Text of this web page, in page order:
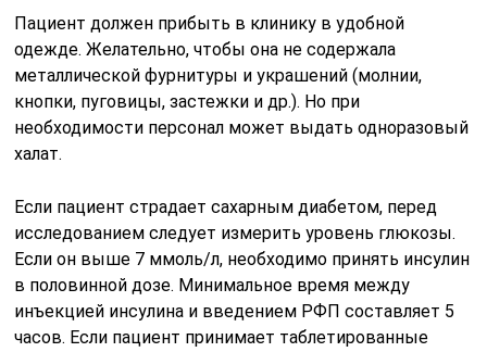
Пациент должен прибыть в клинику в удобной
одежде. Желательно, чтобы она не содержала
металлической фурнитуры и украшений (молнии,
кнопки, пуговицы, застежки и др.). Но при
необходимости персонал может выдать одноразовый
халат.
Если пациент страдает сахарным диабетом, перед
исследованием следует измерить уровень глюкозы.
Если он выше 7 ммоль/л, необходимо принять инсулин
в половинной дозе. Минимальное время между
инъекцией инсулина и введением РФП составляет 5
часов. Если пациент принимает таблетированные